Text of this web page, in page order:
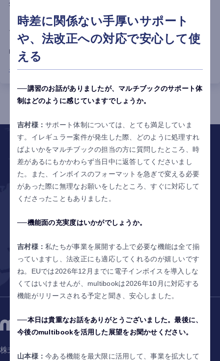
外拠点の会計管理効率化と内部統制強化を目的に、multibookの
「見える化プラン」を導入。既存ERPを活かした連携により、
月次決算業務の標準化・自動化を実現し、作業時間を最大3営業
日短縮。本社経理部門の業務負担軽減や、現地の会計管理の透
明化により、内部統制強化を実現しました。
インタビュー詳細はこちら
時差に関係ない手厚いサポート
や、法改正への対応で安心して使
える
講習のお話がありましたが、マルチブックのサポート体
制はどのように感じていますでしょうか。
吉村様：サポート体制については、とても満足していま
す。イレギュラー案件が発生した際、どのように処理すれ
ばよいかをマルチブックの担当の方に質問したところ、時
差があるにもかかわらず当日中に返答してくださいまし
た。また、インボイスのフォーマットを急ぎで変える必要
があった際に無理なお願いをしたところ、すぐに対応して
くださったこともありました。
機能面の充実度はいかがでしょうか。
吉村様：私たちが事業を展開する上で必要な機能は全て揃
っていますし、法改正にも適応してくれるのが嬉しいです
ね。EUでは2026年12月までに電子インボイスを導入しな
くてはいけませんが、multibookは2026年10月に対応する
機能がリリースされる予定と聞き、安心しました。
本日は貴重なお話をありがとうございました。最後に、
今後のmultibookを活用した展望をお聞かせください。
山本様：今ある機能を最大限に活用して、事業を拡大して
で
世界をひとつに
見積もり依頼 / お問い合わせはこちら
デモリクエスト
株式会社マルチブック